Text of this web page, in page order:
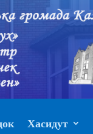
Хасидут